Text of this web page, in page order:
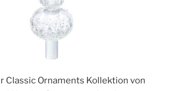
Classic Ornaments Kollektion von